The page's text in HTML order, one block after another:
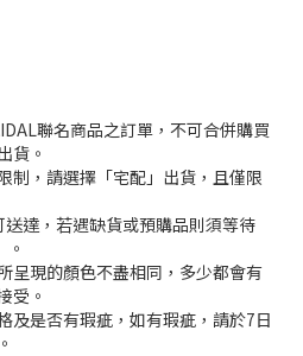
聯名商品之訂單，不可合併購買
貨。
制，請選擇「宅配」出貨，且僅限
達，若遇缺貨或預購品則須等待
呈現的顏色不盡相同，多少都會有
受。
及是否有瑕疵，如有瑕疵，請於7日